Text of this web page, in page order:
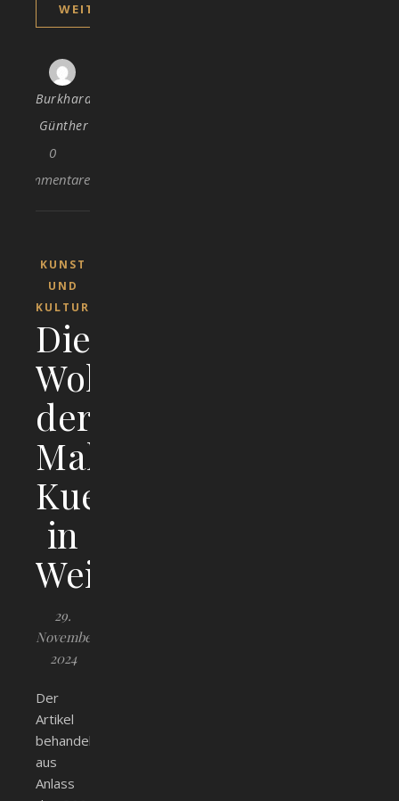
WEITERLESEN
Burkhard
Günther
0
Kommentare
KUNST
UND
KULTUR
Die
Wohnorte
der
Malerfamilie
Kuen
in
Weißenhorn
29.
November
2024
Der
Artikel
behandelt
aus
Anlass